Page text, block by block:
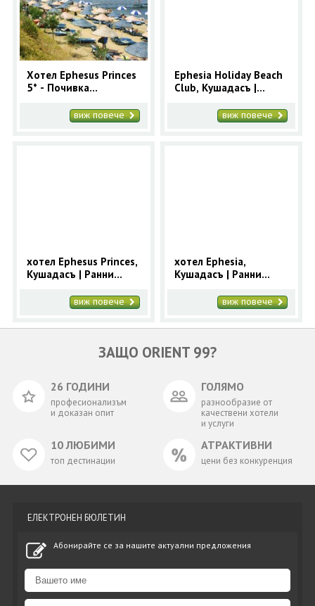
ЗА НАС
ФИРМЕНИ ДОКУМЕНТИ
0700 144 34 Запитване
Хотел Ephesus Princes
5* - Почивка
нощувки 2025виж повече
Ephesia Holiday Beach
Club, Кушадасъ |
2025 за Кушадасъ с 9
нощувки
виж повече
хотел Ephesus Princes,
Кушадасъ | Ранни
Кушадасъ с 9 нощувки
виж повече
хотел Ephesia,
Кушадасъ | Ранни
Кушадасъ с 9 нощувки
виж повече
ЗАЩО ORIENT 99?
26 ГОДИНИ
професионализъм
и доказан опит
ГОЛЯМО
разнообразие от
качествени хотели
и услуги
10 ЛЮБИМИ
топ дестинации
АТРАКТИВНИ
цени без конкуренция
ЕЛЕКТРОНЕН БЮЛЕТИН
Абонирайте се за нашите актуални предложения